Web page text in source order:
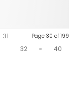
Page 30 of 199
31
32
»
40